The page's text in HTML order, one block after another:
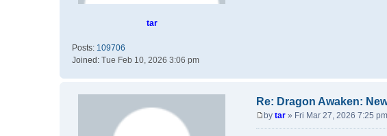
tar
Posts: 109706
Joined: Tue Feb 10, 2026 3:06 pm
Re: Dragon Awaken:
by tar » Fri Mar 27, 2026 7:25 pm